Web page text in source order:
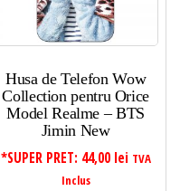
Husa de Telefon Wow
Collection pentru Orice
Model Realme – BTS
Jimin New
*SUPER PRET: 44,00 lei TVA
Inclus